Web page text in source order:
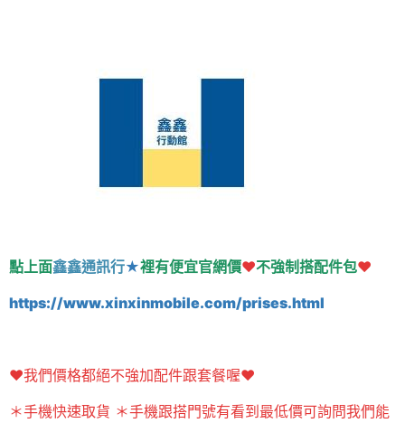
點上面鑫鑫通訊行★裡有便宜官網價❤️不強制搭配件包❤️
https://www.xinxinmobile.com/prises.html
❤️我們價格都絕不強加配件跟套餐喔❤️
＊手機快速取貨 ＊手機跟搭門號有看到最低價可詢問我們能